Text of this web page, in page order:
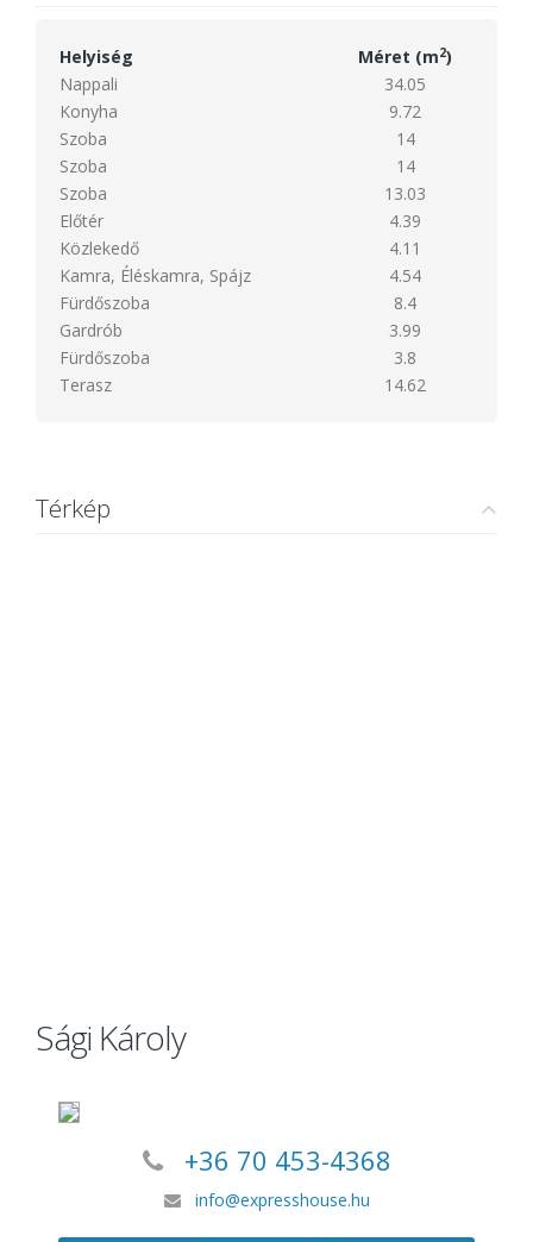
Helyiség Méret (m2)
Nappali
34.05
Konyha
9.72
Szoba
14
Szoba
14
Szoba
13.03
Előtér
4.39
Közlekedő
4.11
Kamra, Éléskamra, Spájz
4.54
Fürdőszoba
8.4
Gardrób
3.99
Fürdőszoba
3.8
Terasz
14.62
Térkép
Sági Károly
+36 70 453-4368
info@expresshouse.hu